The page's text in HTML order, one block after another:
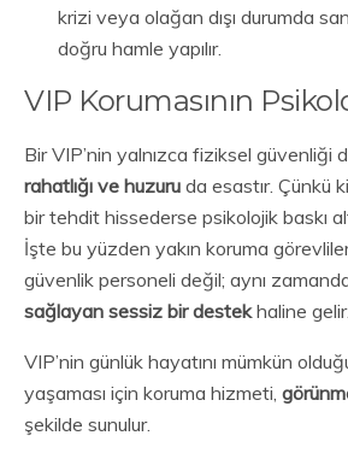
krizi veya olağan dışı durumda
doğru hamle yapılır.
VIP Korumasının
Bir VIP’nin yalnızca fiziksel güvenliği
rahatlığı ve huzuru da esastır. Çünkü
bir tehdit hissederse psikolojik baskı
İşte bu yüzden yakın koruma
güvenlik personeli değil; aynı
sağlayan sessiz bir destekhaline gelir.
VIP’nin günlük hayatını mümkün
yaşaması için koruma hizmeti,
şekilde sunulur.